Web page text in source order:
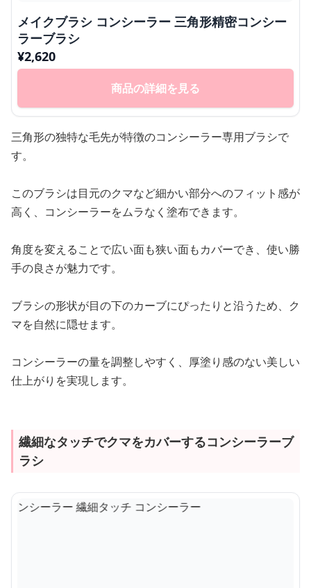
メイクブラシ コンシーラー 三角形精密コンシー
ラーブラシ
¥2,620
商品の詳細を見る
三角形の独特な毛先が特徴のコンシーラー専用ブラシで
す。
このブラシは目元のクマなど細かい部分へのフィット感が
高く、コンシーラーをムラなく塗布できます。
角度を変えることで広い面も狭い面もカバーでき、使い勝
手の良さが魅力です。
ブラシの形状が目の下のカーブにぴったりと沿うため、ク
マを自然に隠せます。
コンシーラーの量を調整しやすく、厚塗り感のない美しい
仕上がりを実現します。
繊細なタッチでクマをカバーするコンシーラーブ
ラシ